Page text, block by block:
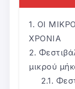
ΟΙ
ΧΡΟΝΙΑ
μικρού